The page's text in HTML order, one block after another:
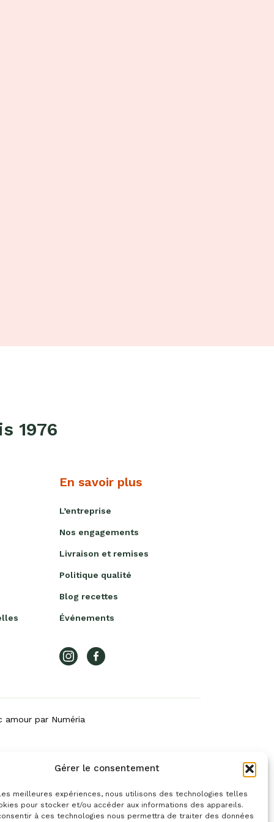
Gérer le consentement
meilleures expériences, nous utilisons des technologies telles
pour stocker et/ou accéder aux informations des appareils.
à ces technologies nous permettra de traiter des données
1976
En savoir plus
L’entreprise
Nos engagements
Livraison et remises
Politique qualité
Blog recettes
Événements
amour par Numéria